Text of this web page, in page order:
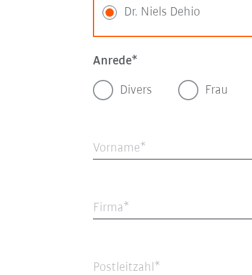
Dr. Niels Dehio
Anrede
Divers Frau
Vorname
Firma
Postleitzahl